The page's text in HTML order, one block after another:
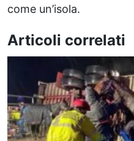
come un’isola.
Articoli correlati